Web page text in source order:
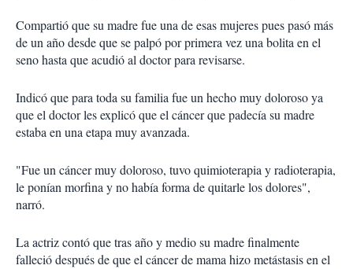
Compartió que su madre fue una de esas mujeres pues pasó más
de un año desde que se palpó por primera vez una bolita en el
seno hasta que acudió al doctor para revisarse.
Indicó que para toda su familia fue un hecho muy doloroso ya
que el doctor les explicó que el cáncer que padecía su madre
estaba en una etapa muy avanzada.
"Fue un cáncer muy doloroso, tuvo quimioterapia y radioterapia,
le ponían morfina y no había forma de quitarle los dolores",
narró.
La actriz contó que tras año y medio su madre finalmente
falleció después de que el cáncer de mama hizo metástasis en el